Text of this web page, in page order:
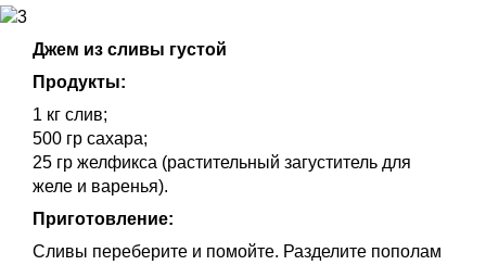
Джем из сливы густой
Продукты:
1 кг слив;
500 гр сахара;
25 гр желфикса (растительный загуститель для
желе и варенья).
Приготовление:
Сливы переберите и помойте. Разделите пополам